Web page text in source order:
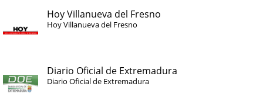
Hoy Villanueva del Fresno
Hoy Villanueva del Fresno
Diario Oficial de Extremadura
Diario Oficial de Extremadura